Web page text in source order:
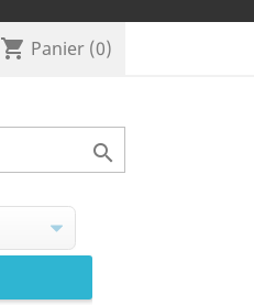
shopping_cart Panier (0)
